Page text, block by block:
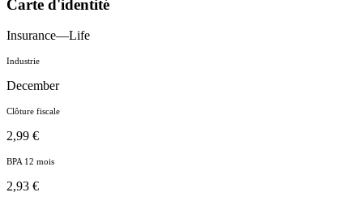
Carte d'identité
Insurance—Life
Industrie
December
Clôture fiscale
2,99 €
BPA 12 mois
2,93 €